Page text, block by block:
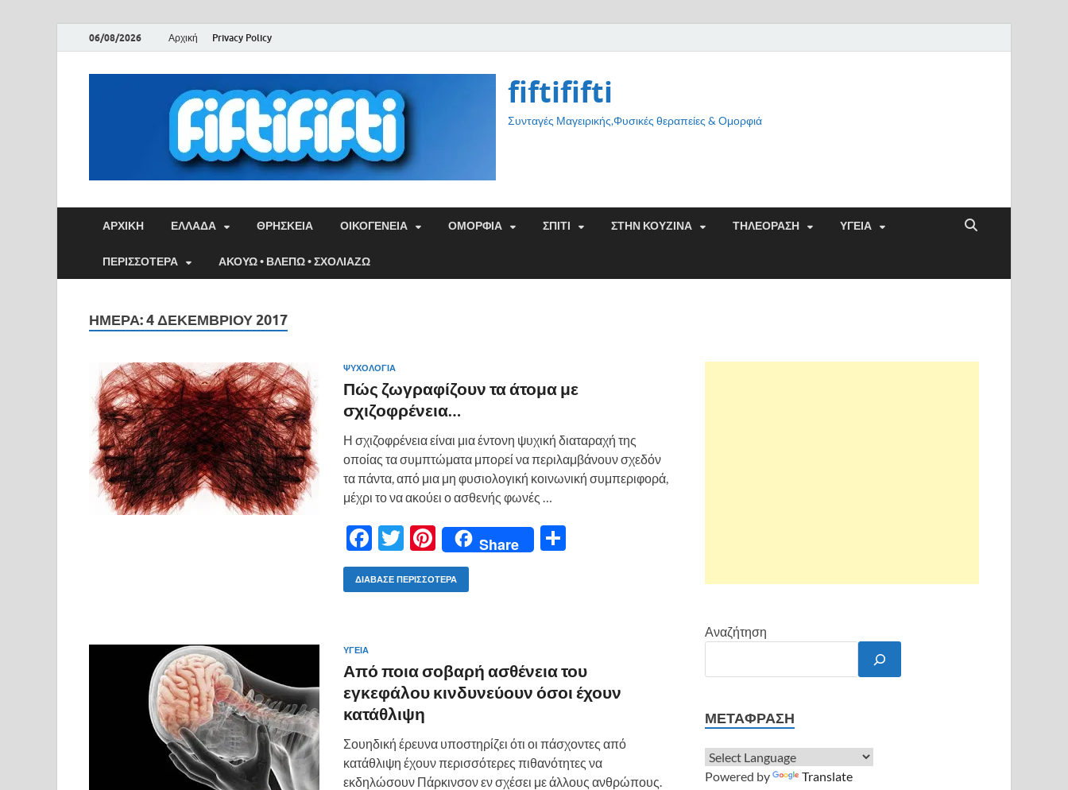
06/08/2026 Αρχική Privacy Policy
fiftififti
Συνταγές Μαγειρικής,Φυσικές θεραπείες & Ομορφιά
ΑΡΧΙΚΉ ΕΛΛΑΔΑ ΘΡΗΣΚΕΙΑ ΟΙΚΟΓΕΝΕΙΑ ΟΜΟΡΦΙΑ ΣΠΙΤΙ ΣΤΗΝ ΚΟΥΖΙΝΑ ΤΗΛΕΟΡΑΣΗ ΥΓΕΙΑ
ΠΕΡΙΣΣΟΤΕΡΑ ΑΚΟΥΩ • ΒΛΕΠΩ • ΣΧΟΛΙΑΖΩ
ΗΜΈΡΑ:4 ΔΕΚΕΜΒΡΊΟΥ 2017
ΨΥΧΟΛΟΓΙΑ
Πώς ζωγραφίζουν τα άτομα με
σχιζοφρένεια…
Η σχιζοφρένεια είναι μια έντονη ψυχική διαταραχή της
οποίας τα συμπτώματα μπορεί να περιλαμβάνουν σχεδόν
τα πάντα, από μια μη φυσιολογική κοινωνική συμπεριφορά,
μέχρι το να ακούει ο ασθενής φωνές …
F
ac
e
o
k
T
w
itt
Pi
nt
er
Share
τε
ίτ
ΔΙΆΒΑΣΕ ΠΕΡΙΣΣΌΤΕΡΑ
ΥΓΕΙΑ
Από ποια σοβαρή ασθένεια του
εγκεφάλου κινδυνεύουν όσοι έχουν
κατάθλιψη
Σουηδική έρευνα υποστηρίζει ότι οι πάσχοντες από
κατάθλιψη έχουν περισσότερες πιθανότητες να
εκδηλώσουν Πάρκινσον εν σχέσει με άλλους ανθρώπους.
Αναζήτηση
ΜΕΤΆΦΡΑΣΗ
Powered by Translate